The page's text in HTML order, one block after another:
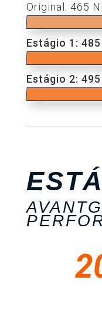
Original: 465
Estágio 1: 485
Estágio 2: 495